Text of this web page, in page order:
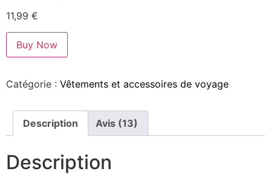
11,99 €
Buy Now
Catégorie : Vêtements et accessoires de voyage
Description Avis (13)
Description